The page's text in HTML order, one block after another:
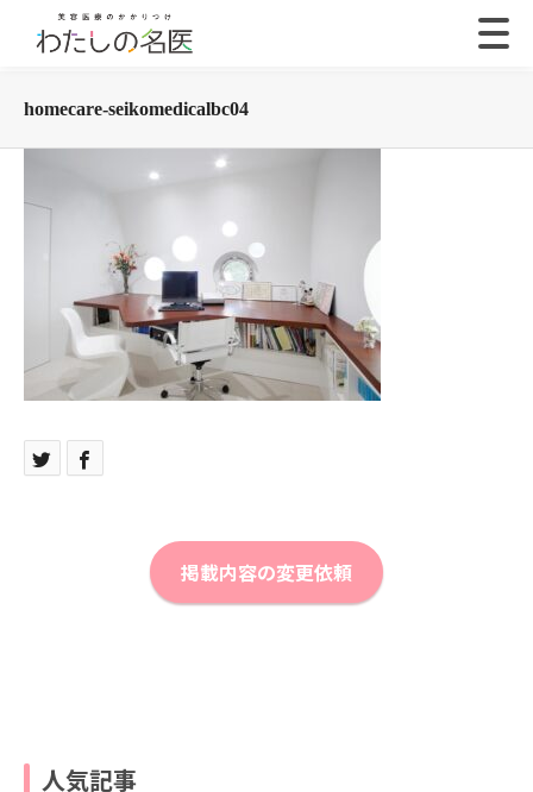
homecare-seikomedicalbc04
掲載内容の変更依頼
人気記事